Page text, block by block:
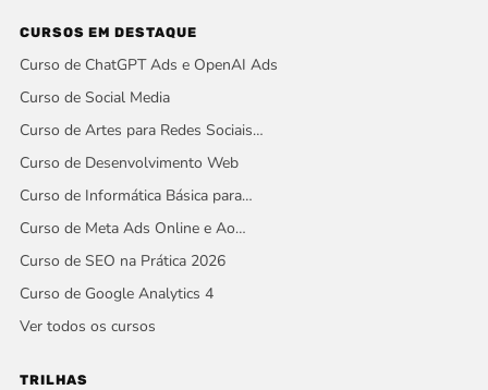
CURSOS EM DESTAQUE
Curso de ChatGPT Ads e OpenAI Ads
Curso de Social Media
Curso de Artes para Redes Sociais…
Curso de Desenvolvimento Web
Curso de Informática Básica para…
Curso de Meta Ads Online e Ao…
Curso de SEO na Prática 2026
Curso de Google Analytics 4
Ver todos os cursos
TRILHAS